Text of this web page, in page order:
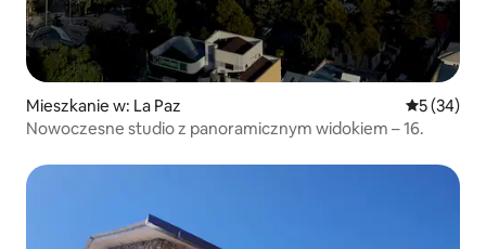
Mieszkanie w: La Paz Średnia
5 (34)
Nowoczesne studio z panoramicznym widokiem – 16.